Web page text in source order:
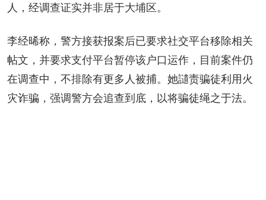
人，经调查证实并非居于大埔区。
李经晞称，警方接获报案后已要求社交平台移除相关
帖文，并要求支付平台暂停该户口运作，目前案件仍
在调查中，不排除有更多人被捕。她讉责骗徒利用火
灾诈骗，强调警方会追查到底，以将骗徒绳之于法。